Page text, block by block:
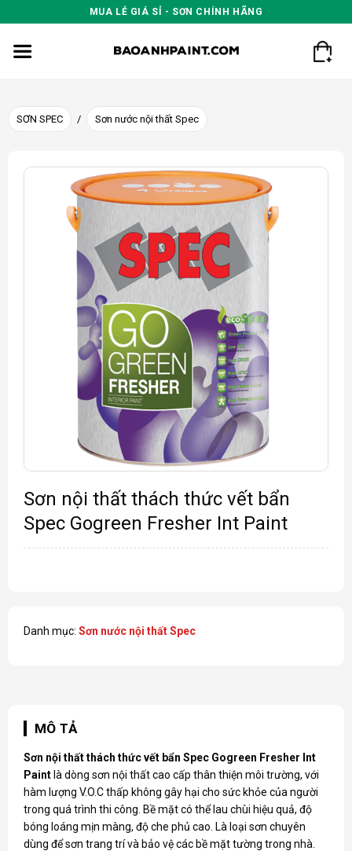
to
content
MUA LẺ GIÁ SỈ - SƠN CHÍNH HÃNG
SƠN SPEC / Sơn nước nội thất Spec
Sơn nội thất thách thức vết bẩn
Spec Gogreen Fresher Int Paint
Danh mục: Sơn nước nội thất Spec
MÔ TẢ
Sơn nội thất thách thức vết bẩn Spec Gogreen Fresher Int
Paintlà dòng sơn nội thất cao cấp thân thiện môi trường, với
hàm lượng V.O.C thấp không gây hại cho sức khỏe của người
trong quá trình thi công. Bề mặt có thể lau chùi hiệu quả, độ
bóng loáng mịn màng, độ che phủ cao. Là loại sơn chuyên
dùng để sơn trang trí và bảo vệ các bề mặt tường trong nhà.